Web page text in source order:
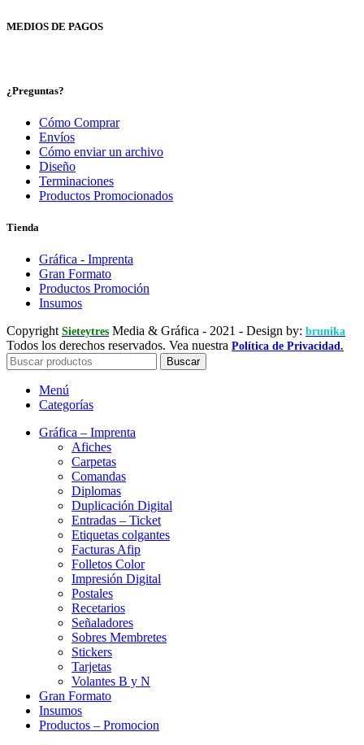
MEDIOS DE PAGOS
¿Preguntas?
Cómo Comprar
Envíos
Cómo enviar un archivo
Diseño
Terminaciones
Productos Promocionados
Tienda
Gráfica - Imprenta
Gran Formato
Productos Promoción
Insumos
Copyright Sieteytres Media & Gráfica - 2021 - Design by: brunika
Todos los derechos reservados. Vea nuestra Política de Privacidad.
Buscar
Menú
Categorías
Gráfica – Imprenta
Afiches
Carpetas
Comandas
Diplomas
Duplicación Digital
Entradas – Ticket
Etiquetas colgantes
Facturas Afip
Folletos Color
Impresión Digital
Postales
Recetarios
Señaladores
Sobres Membretes
Stickers
Tarjetas
Volantes B y N
Gran Formato
Insumos
Productos – Promocion